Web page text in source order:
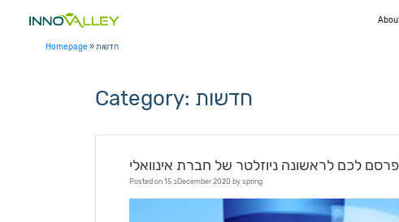
content
Homepage »חדשות
Category: חדשות
לכם לראשונה ניוזלטר של חברת אינוואלי
Posted on 15 בDecember 2020 byspring